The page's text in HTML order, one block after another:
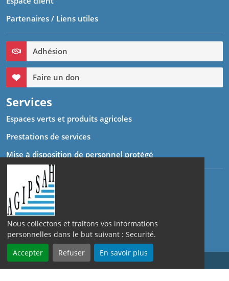
Nous collectons et traitons vos informations
personnelles dans le but suivant :Securité.
Accepter
Refuser En savoir plus
Nos événements
Index de l’égalité homme-femme
Espace client
Partenaires / Liens utiles
Faire un don
Services
Espaces verts et produits agricoles
Prestations de services
Mise à disposition de personnel protégé
Grâce à votre espace client nous suivons et traitons vos
demandes en temps réel.
Devis en ligne